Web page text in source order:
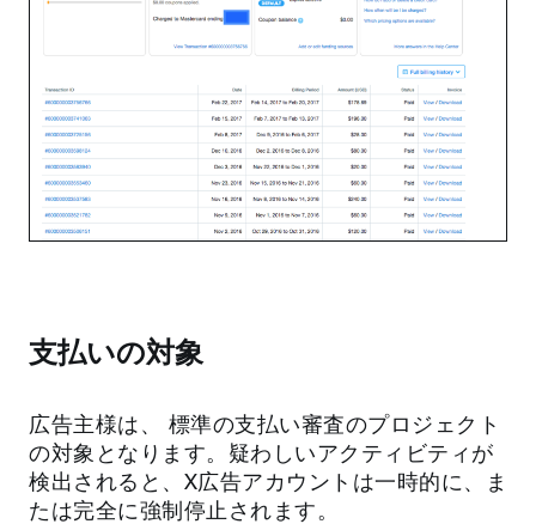
支払いの対象
広告主様は、 標準の支払い審査のプロジェクト
の対象となります。疑わしいアクティビティが
検出されると、X広告アカウントは一時的に、ま
たは完全に強制停止されます。